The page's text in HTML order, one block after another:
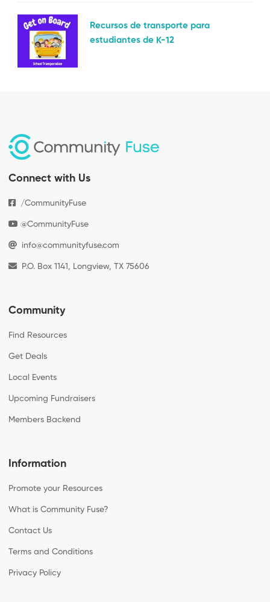
Recursos de transporte para
estudiantes de K-12
Connect with Us
/CommunityFuse
@CommunityFuse
info@communityfuse.com
P.O. Box 1141, Longview, TX 75606
Community
Find Resources
Get Deals
Local Events
Upcoming Fundraisers
Members Backend
Information
Promote your Resources
What is Community Fuse?
Contact Us
Terms and Conditions
Privacy Policy